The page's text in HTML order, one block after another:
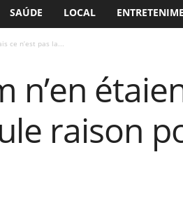
SAÚDE LOCAL
ce n’est pas la...
n’en
raison